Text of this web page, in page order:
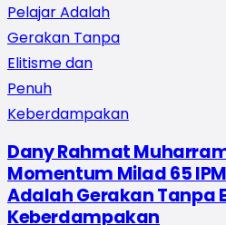
Dany Rahmat
Momentum Milad 65
Adalah Gerakan Tanpa
Keberdampakan